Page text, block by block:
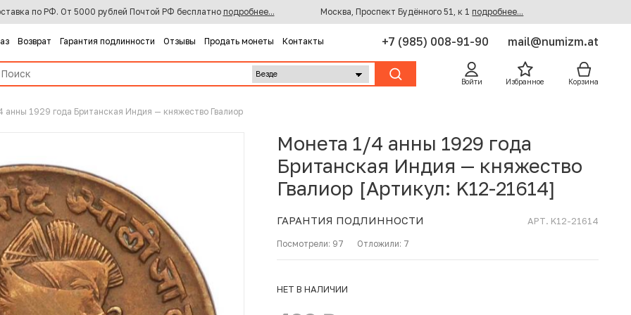
по РФ. От 5000 рублей Почтой РФ бесплатно подробнее... Москва, Проспект Будённого 51, к 1 подробнее...
Возврат Гарантия подлинности Отзывы Продать монеты Контакты +7 (985) 008-91-90 mail@numizm.at
Войти Избранное Корзина
анны 1929 года Британская Индия — княжество Гвалиор
Монета 1/4 анны 1929 года
Британская Индия — княжество
Гвалиор [Артикул: K12-21614]
ГАРАНТИЯ ПОДЛИННОСТИ АРТ. K12-21614
Посмотрели: 97 Отложили: 7
НЕТ В НАЛИЧИИ